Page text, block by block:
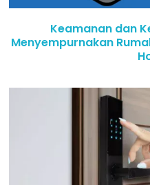
Keamanan dan
Menyempurnakan